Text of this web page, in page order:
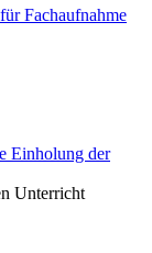
Fachaufnahme
Einholung der
Unterricht